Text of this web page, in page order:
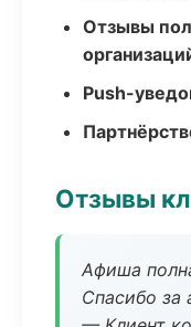
Отзывы
Push-
Отзывы
Афиша
Спасибо за